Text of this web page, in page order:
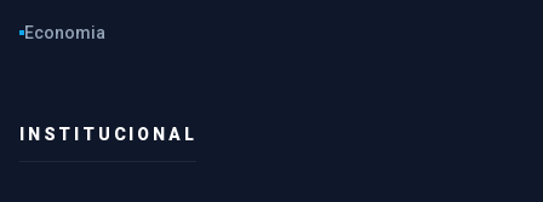
Economia
INSTITUCIONAL